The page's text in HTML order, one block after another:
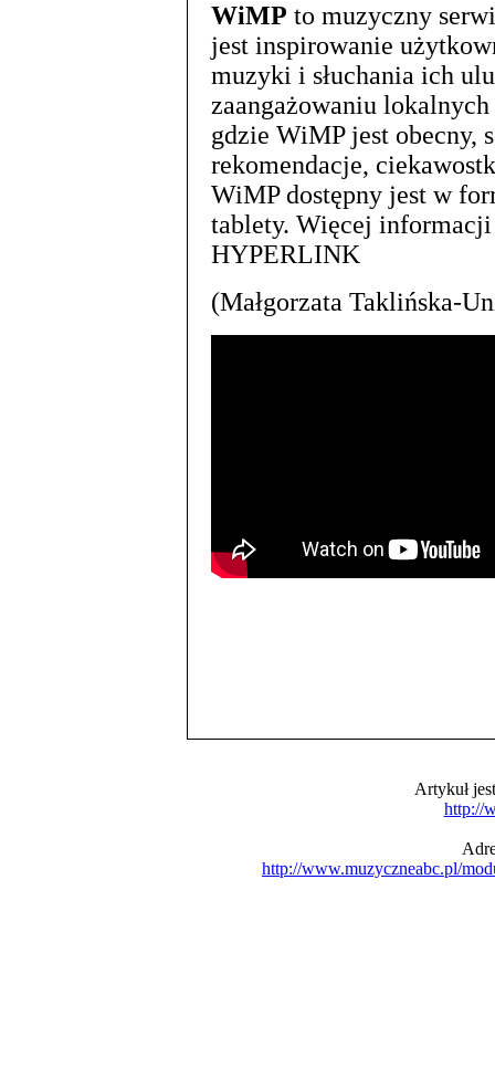
WiMP to muzyczny
jest inspirowanie
muzyki i słuchania ich
zaangażowaniu
gdzie WiMP jest obecny,
rekomendacje,
WiMP dostępny jest w
tablety. Więcej
HYPERLINK
(Małgorzata Taklińska-
Artykuł
http://
http://www.muzyczneabc.pl/